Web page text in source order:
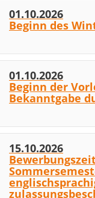
01.10.2026
Beginn des
01.10.2026
Beginn der
Bekanntgabe
15.10.2026